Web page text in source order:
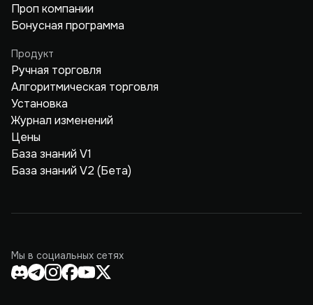
Проп компании
Бонусная программа
Продукт
Ручная торговля
Алгоритмическая торговля
Установка
Журнал изменений
Цены
База знаний V1
База знаний V2 (Бета)
Мы в социальных сетях